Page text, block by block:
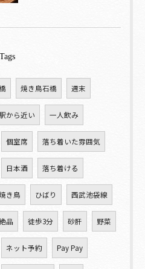
Tags
焼き鳥石橋 週末
駅から近い 一人飲み
個室席 落ち着いた雰囲気
日本酒 落ち着ける
き鳥 ひばり 西武池袋線
品 徒歩3分 砂肝 野菜
ネット予約 Pay Pay